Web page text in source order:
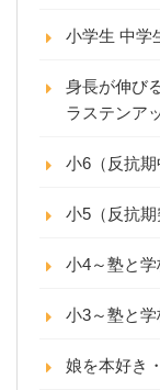
小学生 中学
身長が伸び
ラステンア
小6（反抗
小5（反抗
小4～塾と学
小3～塾と学
娘を本好き